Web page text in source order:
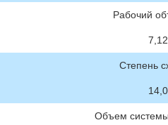
Рабочий
7,12
Степень
14,0
Объем системы